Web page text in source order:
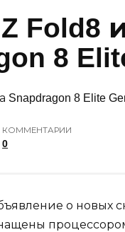
Fold8
8
КОММЕНТАРИИ
0
о новых